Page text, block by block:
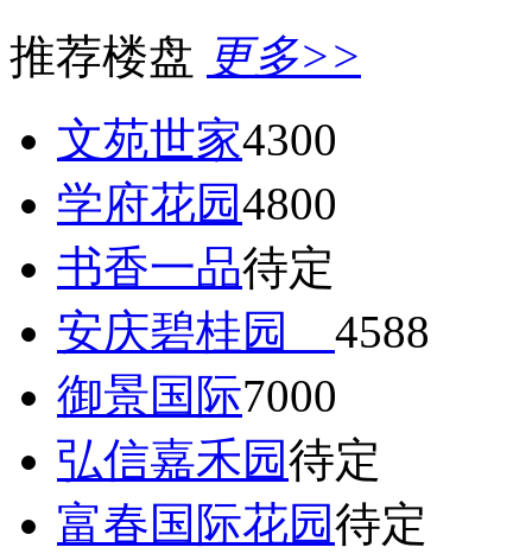
推荐楼盘 更多>>
文苑世家4300
学府花园4800
书香一品待定
安庆碧桂园 4588
御景国际7000
弘信嘉禾园待定
富春国际花园待定